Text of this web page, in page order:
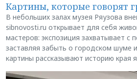
Картины, которые говорят
В небольших залах музея Ряузова
sibnovosti.ru открывает для себя
мастеров: экспозиция захватывает с
заставляя забыть о городском шуме
картины рассказывают историю края